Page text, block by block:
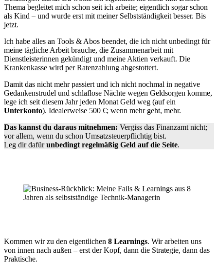
Thema begleitet mich schon seit ich arbeite; eigentlich sogar schon
als Kind – und wurde erst mit meiner Selbstständigkeit besser. Bis
jetzt.
Ich habe alles an Tools & Abos beendet, die ich nicht unbedingt für
meine tägliche Arbeit brauche, die Zusammenarbeit mit
Dienstleisterinnen gekündigt und meine Aktien verkauft. Die
Krankenkasse wird per Ratenzahlung abgestottert.
Damit das nicht mehr passiert und ich nicht nochmal in negative
Gedankenstrudel und schlaflose Nächte wegen Geldsorgen komme,
lege ich seit diesem Jahr jeden Monat Geld weg (auf ein
Unterkonto). Idealerweise 500 €; wenn mehr geht, mehr.
Das kannst du daraus mitnehmen: Vergiss das Finanzamt nicht;
vor allem, wenn du schon Umsatzsteuerpflichtig bist.
Leg dir dafürunbedingt regelmäßig Geld auf die Seite.
Kommen wir zu den eigentlichen 8 Learnings. Wir arbeiten uns
von innen nach außen – erst der Kopf, dann die Strategie, dann das
Praktische.